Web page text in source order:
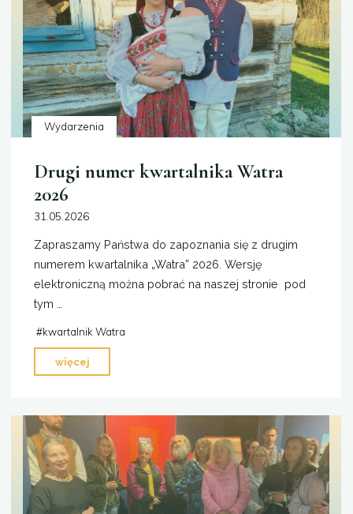
19.07.2026"
Wydarzenia
Drugi numer kwartalnika Watra
2026
31.05.2026
Zapraszamy Państwa do zapoznania się z drugim
numerem kwartalnika „Watra” 2026. Wersję
elektroniczną można pobrać na naszej stronie pod
tym …
#kwartalnik Watra
więcej
numer
Watra
2026"